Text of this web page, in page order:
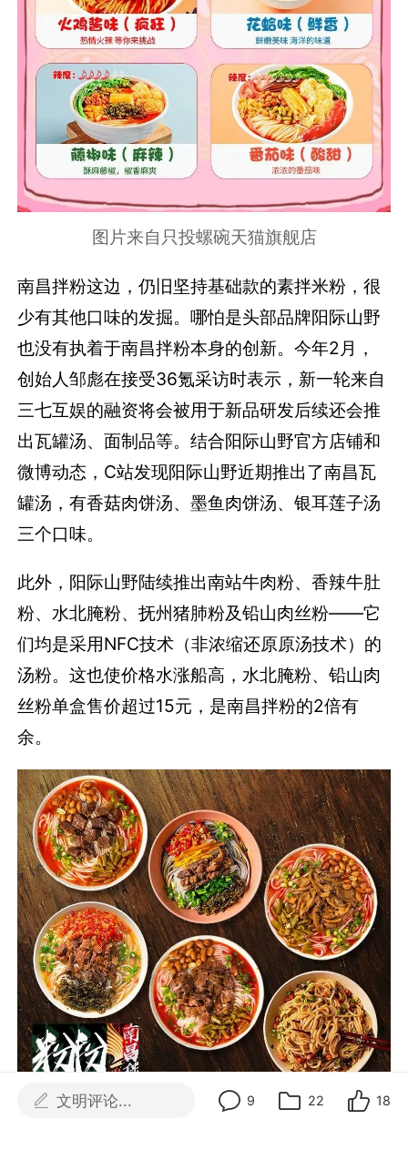
图片来自只投螺碗天猫旗舰店
南昌拌粉这边，仍旧坚持基础款的素拌米粉，很
少有其他口味的发掘。哪怕是头部品牌阳际山野
也没有执着于南昌拌粉本身的创新。今年2月，
创始人邹彪在接受36氪采访时表示，新一轮来自
三七互娱的融资将会被用于新品研发后续还会推
出瓦罐汤、面制品等。结合阳际山野官方店铺和
微博动态，C站发现阳际山野近期推出了南昌瓦
罐汤，有香菇肉饼汤、墨鱼肉饼汤、银耳莲子汤
三个口味。
此外，阳际山野陆续推出南站牛肉粉、香辣牛肚
粉、水北腌粉、抚州猪肺粉及铅山肉丝粉——它
们均是采用NFC技术（非浓缩还原原汤技术）的
汤粉。这也使价格水涨船高，水北腌粉、铅山肉
丝粉单盒售价超过15元，是南昌拌粉的2倍有
余。
文明评论... 9 22 18